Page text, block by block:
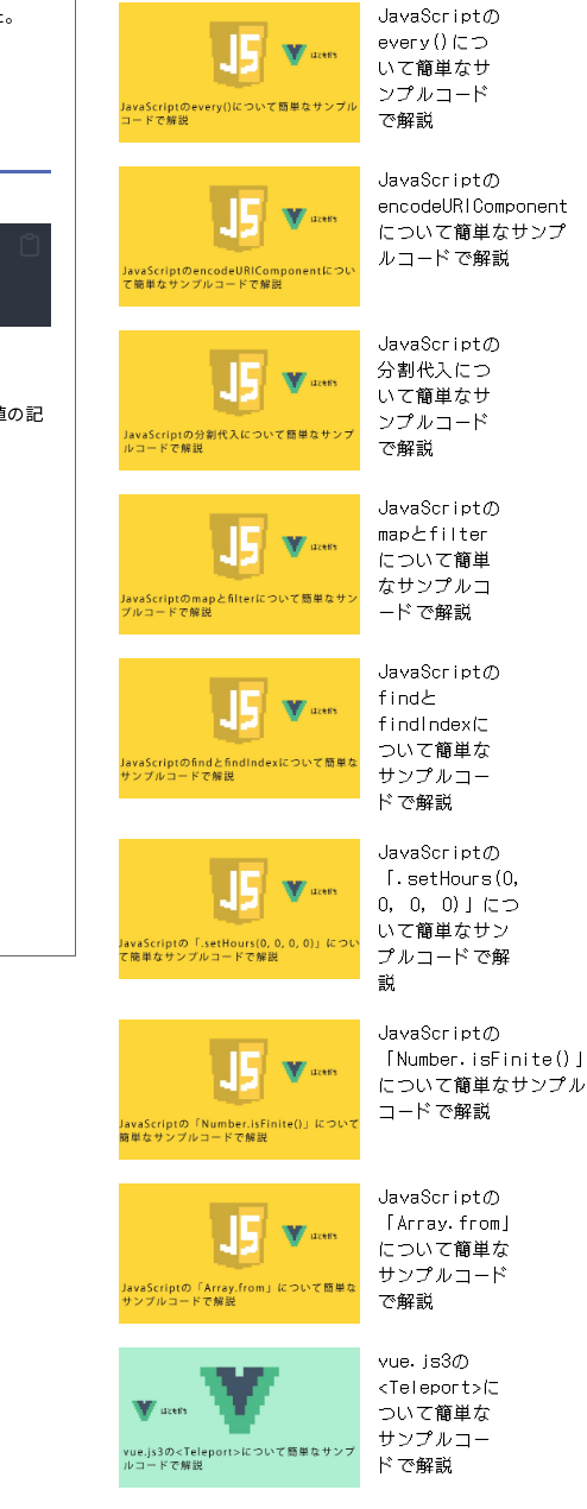
の記
JavaScriptの
every()につ
いて簡単なサ
ンプルコード
で解説
JavaScriptの
encodeURIComponent
について簡単なサンプ
ルコードで解説
JavaScriptの
分割代入につ
いて簡単なサ
ンプルコード
で解説
JavaScriptの
mapとfilter
について簡単
なサンプルコ
ードで解説
JavaScriptの
findと
findIndexに
ついて簡単な
サンプルコー
ドで解説
JavaScriptの
「.setHours(0,
0, 0, 0)」につ
いて簡単なサン
プルコードで解
説
JavaScriptの
「Number.isFinite()
について簡単なサンプル
コードで解説
JavaScriptの
「Array.from」
について簡単な
サンプルコード
で解説
vue.js3の
<Teleport>に
ついて簡単な
サンプルコー
ドで解説